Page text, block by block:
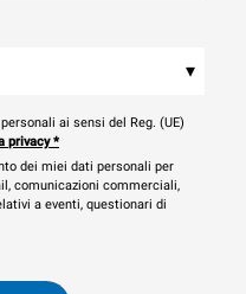
▾
ai sensi del Reg. (UE)
privacy*
dei miei dati personali per
comunicazioni commerciali,
a eventi, questionari di